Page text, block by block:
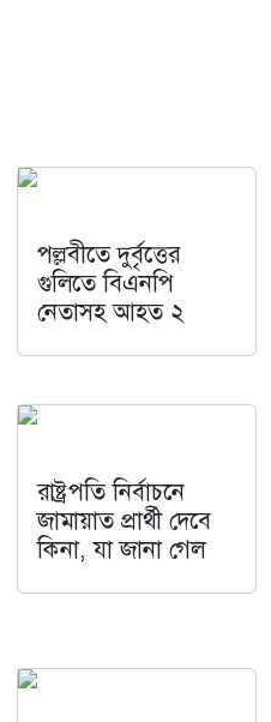
পল্লবীতে দুর্বৃত্তের
গুলিতে বিএনপি
নেতাসহ আহত ২
রাষ্ট্রপতি নির্বাচনে
জামায়াত প্রার্থী দেবে
কিনা, যা জানা গেল